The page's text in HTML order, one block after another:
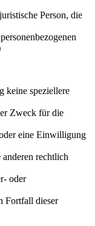
Person, die
keine speziellere
Zweck für die
eine Einwilligung
rechtlich
oder
Fortfall dieser